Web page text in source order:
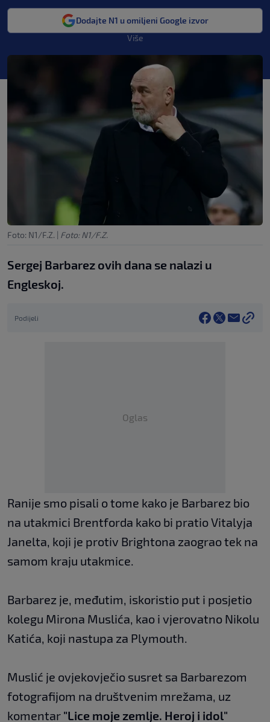
Dodajte N1 u omiljeni Google izvor
Više
Foto: N1/F.Z. | Foto: N1/F.Z.
Sergej Barbarez ovih dana se nalazi u
Engleskoj.
Podijeli
Oglas
Ranije smo pisali o tome kako je Barbarez bio
na utakmici Brentforda kako bi pratio Vitalyja
Janelta, koji je protiv Brightona zaograo tek na
samom kraju utakmice.
Barbarez je, međutim, iskoristio put i posjetio
kolegu Mirona Muslića, kao i vjerovatno Nikolu
Katića, koji nastupa za Plymouth.
Muslić je ovjekovječio susret sa Barbarezom
fotografijom na društvenim mrežama, uz
komentar "Lice moje zemlje. Heroj i idol"